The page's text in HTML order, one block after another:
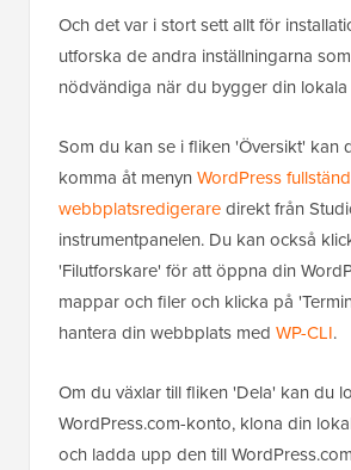
Och det var i stort sett allt för
utforska de andra inställningarna
nödvändiga när du bygger din
Som du kan se i fliken 'Översikt' kan
komma åt menyn WordPress
webbplatsredigeraredirekt från
instrumentpanelen. Du kan också
'Filutforskare' för att öppna din
mappar och filer och klicka på
hantera din webbplats med WP-CLI.
Om du växlar till fliken 'Dela' kan du
WordPress.com-konto, klona din
och ladda upp den till